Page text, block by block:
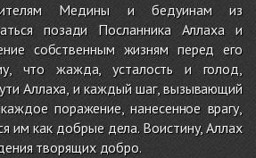
Медины и бедуинам из
позади Посланника Аллаха и
собственным жизням перед его
что жажда, усталость и голод,
Аллаха, и каждый шаг, вызывающий
поражение, нанесенное врагу,
им как добрые дела. Воистину, Аллах
творящих добро.